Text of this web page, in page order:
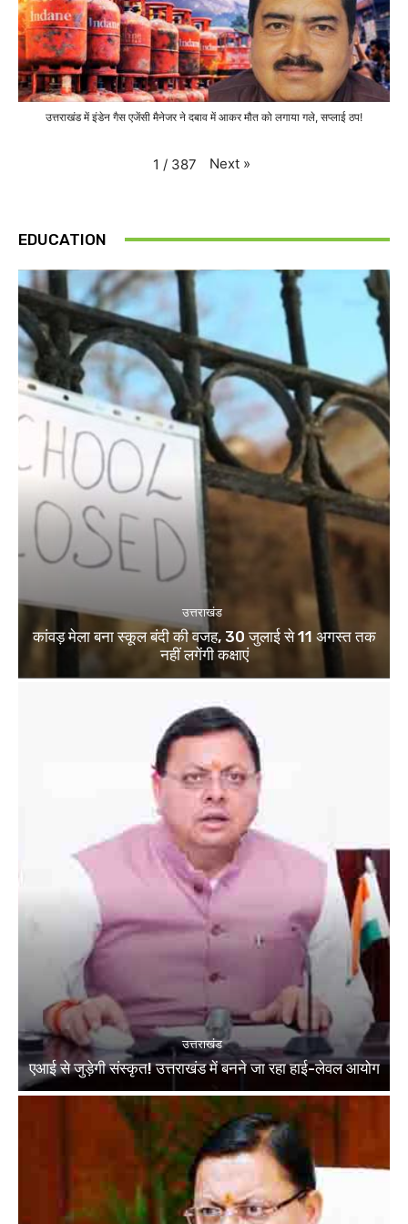
उत्तराखंड में इंडेन गैस एजेंसी मैनेजर ने दबाव में आकर मौत को लगाया गले, सप्लाई ठप!
1 / 387 Next »
EDUCATION
उत्तराखंड
कांवड़ मेला बना स्कूल बंदी की वजह, 30 जुलाई से 11 अगस्त तक
नहीं लगेंगी कक्षाएं
उत्तराखंड
एआई से जुड़ेगी संस्कृत! उत्तराखंड में बनने जा रहा हाई-लेवल आयोग